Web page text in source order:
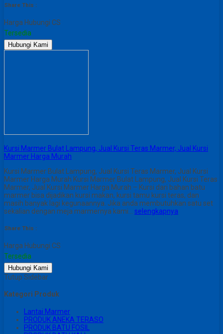
Share This :
Harga Hubungi CS
Tersedia
Hubungi Kami
Kursi Marmer Bulat Lampung, Jual Kursi Teras Marmer, Jual Kursi
Marmer Harga Murah
Kursi Marmer Bulat Lampung, Jual Kursi Teras Marmer, Jual Kursi
Marmer Harga Murah Kursi Marmer Bulat Lampung, Jual Kursi Teras
Marmer, Jual Kursi Marmer Harga Murah – Kursi dari bahan batu
marmer bisa dijadikan kursi makan, kursi tamu kursi teras, dan
masih banyak lagi kegunaannya. Jika anda membutuhkan satu set
sekalian dengan meja marmernya kami… selengkapnya
Share This :
Harga Hubungi CS
Tersedia
Hubungi Kami
Tutup Sidebar
Kategori Produk
Lantai Marmer
PRODUK ANEKA TERASO
PRODUK BATU FOSIL